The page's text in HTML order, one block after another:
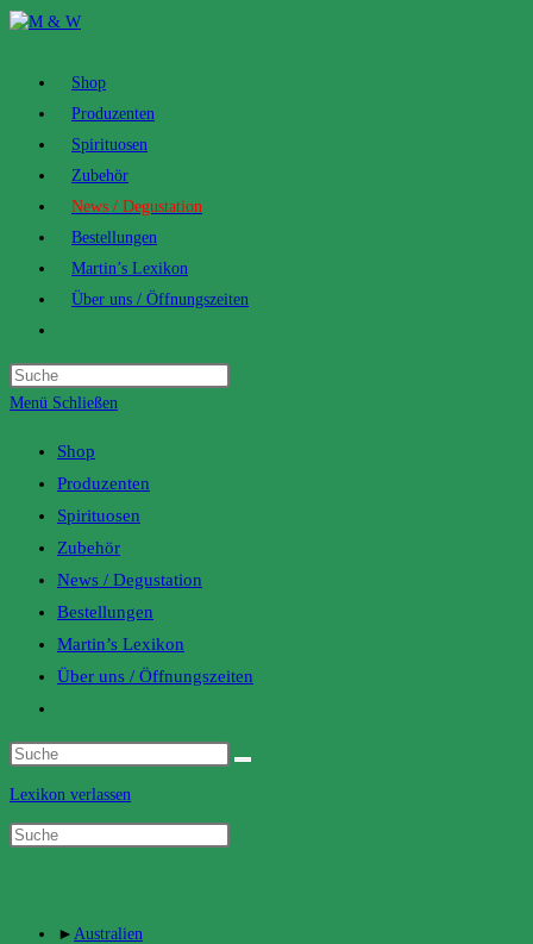
Zum
Shop
Produzenten
Spirituosen
Zubehör
News / Degustation
Bestellungen
Martin’s Lexikon
Über uns / Öffnungszeiten
website
search
Menü Schließen
Shop
Produzenten
Spirituosen
Zubehör
News / Degustation
Bestellungen
Martin’s Lexikon
Über uns / Öffnungszeiten
website
search
Lexikon verlassen
► Australien